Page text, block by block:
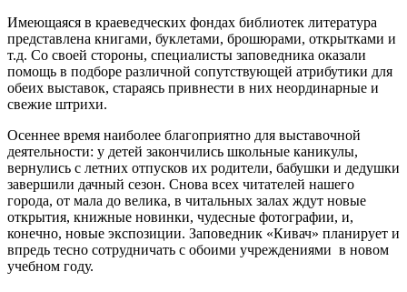
Имеющаяся в краеведческих фондах библиотек литература
представлена книгами, буклетами, брошюрами, открытками и
т.д. Со своей стороны, специалисты заповедника оказали
помощь в подборе различной сопутствующей атрибутики для
обеих выставок, стараясь привнести в них неординарные и
свежие штрихи.
Осеннее время наиболее благоприятно для выставочной
деятельности: у детей закончились школьные каникулы,
вернулись с летних отпусков их родители, бабушки и дедушки
завершили дачный сезон. Снова всех читателей нашего
города, от мала до велика, в читальных залах ждут новые
открытия, книжные новинки, чудесные фотографии, и,
конечно, новые экспозиции. Заповедник «Кивач» планирует и
впредь тесно сотрудничать с обоими учреждениями в новом
учебном году.